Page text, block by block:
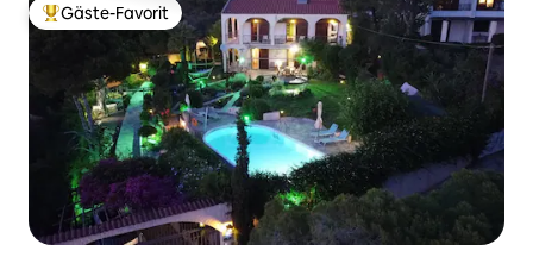
Beliebter Gäste-Favorit.
Gäste-Favorit